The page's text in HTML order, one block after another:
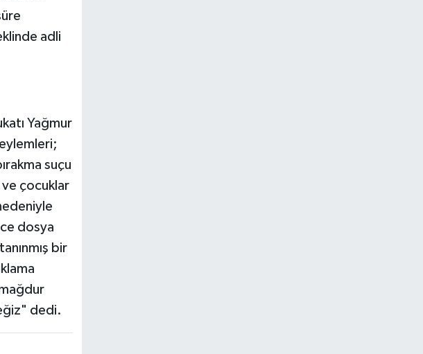
adli
Yağmur
suçu
ve çocuklar
dosya
bir
dedi.